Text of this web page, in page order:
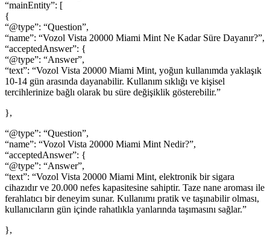
“mainEntity”: [
{
“@type”: “Question”,
“name”: “Vozol Vista 20000 Miami Mint Ne Kadar Süre Dayanır?”,
“acceptedAnswer”: {
“@type”: “Answer”,
“text”: “Vozol Vista 20000 Miami Mint, yoğun kullanımda yaklaşık
10-14 gün arasında dayanabilir. Kullanım sıklığı ve kişisel
tercihlerinize bağlı olarak bu süre değişiklik gösterebilir.”
},
“@type”: “Question”,
“name”: “Vozol Vista 20000 Miami Mint Nedir?”,
“acceptedAnswer”: {
“@type”: “Answer”,
“text”: “Vozol Vista 20000 Miami Mint, elektronik bir sigara
cihazıdır ve 20.000 nefes kapasitesine sahiptir. Taze nane aroması ile
ferahlatıcı bir deneyim sunar. Kullanımı pratik ve taşınabilir olması,
kullanıcıların gün içinde rahatlıkla yanlarında taşımasını sağlar.”
},